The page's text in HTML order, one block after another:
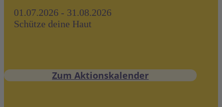
01.07.2026 - 31.08.2026
Schütze deine Haut
Zum Aktionskalender